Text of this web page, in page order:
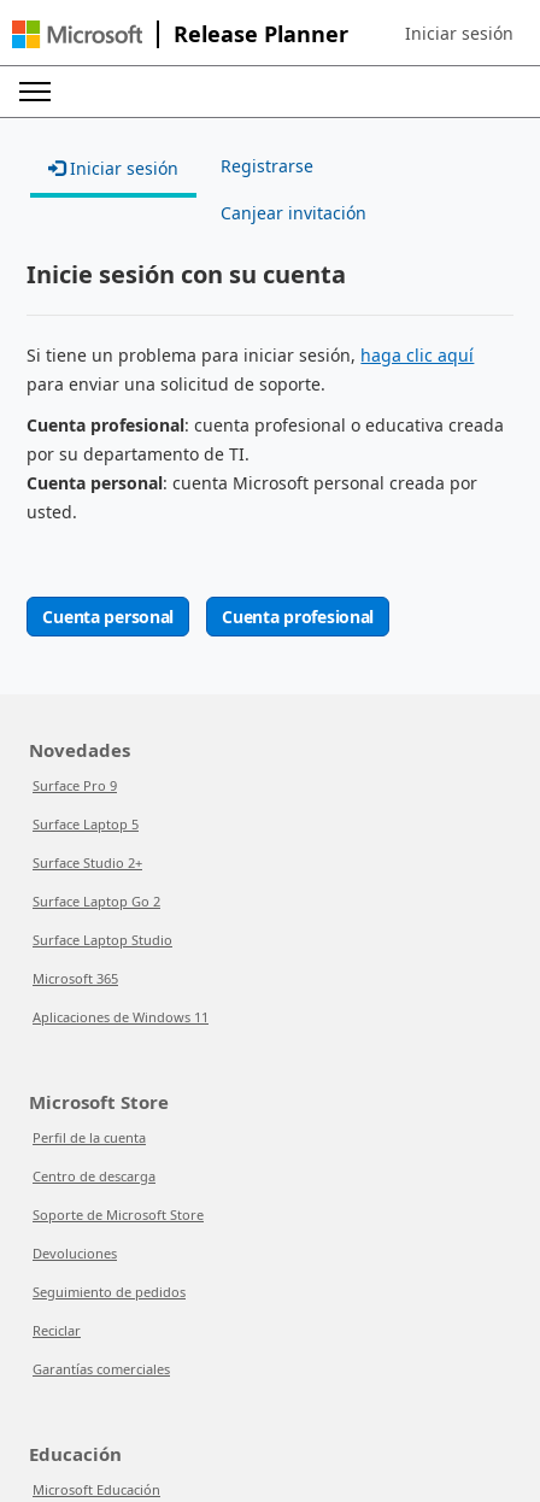
Release Planner Sign in to your
Iniciar sesión
Iniciar sesión Registrarse
Canjear invitación
Inicie sesión con su cuenta
Si tiene un problema para iniciar sesión, haga clic aquí
para enviar una solicitud de soporte.
Cuenta profesional: cuenta profesional o educativa creada
por su departamento de TI.
Cuenta personal: cuenta Microsoft personal creada por
usted.
Cuenta personal Cuenta profesional
Novedades
Surface Pro 9
Surface Laptop 5
Surface Studio 2+
Surface Laptop Go 2
Surface Laptop Studio
Microsoft 365
Aplicaciones de Windows 11
Microsoft Store
Perfil de la cuenta
Centro de descarga
Soporte de Microsoft Store
Devoluciones
Seguimiento de pedidos
Reciclar
Garantías comerciales
Educación
Microsoft Educación